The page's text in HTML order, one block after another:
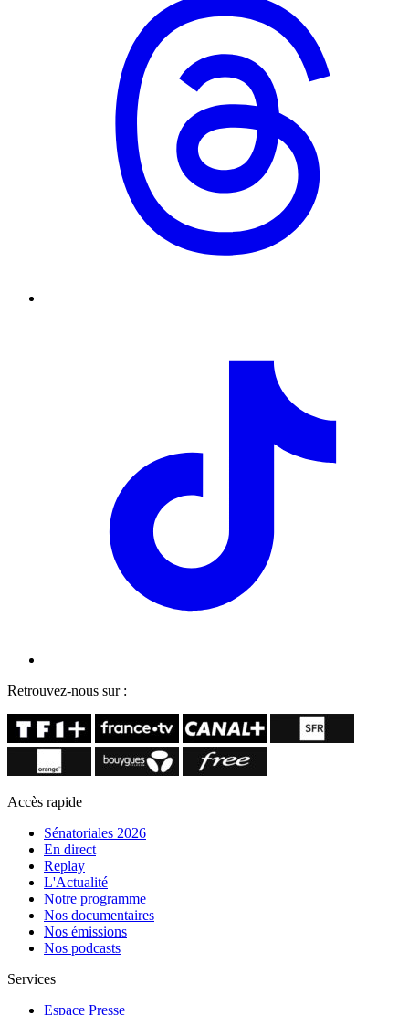
Retrouvez-nous sur :
Accès rapide
Sénatoriales 2026
En direct
Replay
L'Actualité
Notre programme
Nos documentaires
Nos émissions
Nos podcasts
Services
Espace Presse